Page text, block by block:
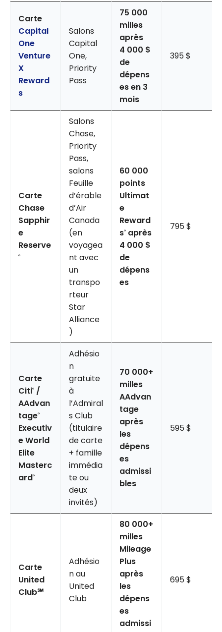
Carte
Capital
One
Venture
X
Reward
s
Salons
Capital
One,
Priority
Pass
75 000
milles
après
4 000 $
de
dépens
es en 3
mois
395 $
Carte
Chase
Sapphir
e
Reserve
®
Salons
Chase,
Priority
Pass,
salons
Feuille
d’érable
d’Air
Canada
(en
voyagea
nt avec
un
transpo
rteur
Star
Alliance
)
60 000
points
Ultimat
e
Reward
s® après
4 000 $
de
dépens
es
795 $
Carte
Citi® /
AAdvan
tage®
Executiv
e World
Elite
Masterc
ard®
Adhésio
n
gratuite
à
l’Admiral
s Club
(titulaire
de carte
+ famille
immédia
te ou
deux
invités)
70 000+
milles
AAdvan
tage
après
les
dépens
es
admissi
bles
595 $
Carte
United
Club℠
Adhésio
n au
United
Club
80 000+
milles
Mileage
Plus
après
les
dépens
es
admissi
695 $